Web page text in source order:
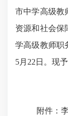
市中学高级教
资源和社会保
学高级教师职
5月22日。现予
附件：